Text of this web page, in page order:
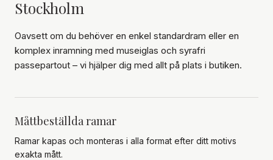
Stockholm
Oavsett om du behöver en enkel standardram eller en
komplex inramning med museiglas och syrafri
passepartout – vi hjälper dig med allt på plats i butiken.
Måttbeställda ramar
Ramar kapas och monteras i alla format efter ditt motivs
exakta mått.